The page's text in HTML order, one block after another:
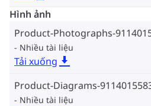
Hình ảnh
Product-Photographs-
Nhiều tài liệu
Tải xuống
Product-Diagrams-
Nhiều tài liệu